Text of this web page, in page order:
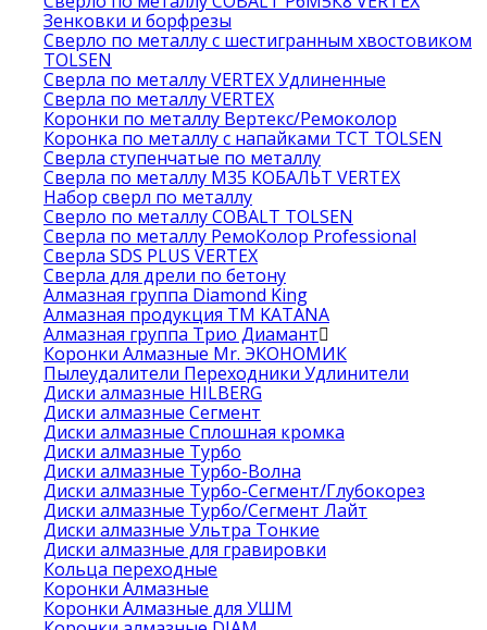
Зенковки и борфрезы
Сверло по металлу с шестигранным хвостовиком
TOLSEN
Сверла по металлу VERTEX Удлиненные
Сверла по металлу VERTEX
Коронки по металлу Вертекс/Ремоколор
Коронка по металлу с напайками TCT TOLSEN
Сверла ступенчатые по металлу
Сверла по металлу М35 КОБАЛЬТ VERTEX
Набор сверл по металлу
Сверло по металлу COBALT TOLSEN
Сверла по металлу РемоКолор Professional
Сверла SDS PLUS VERTEX
Сверла для дрели по бетону
Алмазная группа Diamond King
Алмазная продукция ТМ KATANA
Алмазная группа Трио Диамант
Коронки Алмазные Mr. ЭКОНОМИК
Пылеудалители Переходники Удлинители
Диски алмазные HILBERG
Диски алмазные Сегмент
Диски алмазные Сплошная кромка
Диски алмазные Турбо
Диски алмазные Турбо-Волна
Диски алмазные Турбо-Сегмент/Глубокорез
Диски алмазные Турбо/Сегмент Лайт
Диски алмазные Ультра Тонкие
Диски алмазные для гравировки
Кольца переходные
Коронки Алмазные
Коронки Алмазные для УШМ